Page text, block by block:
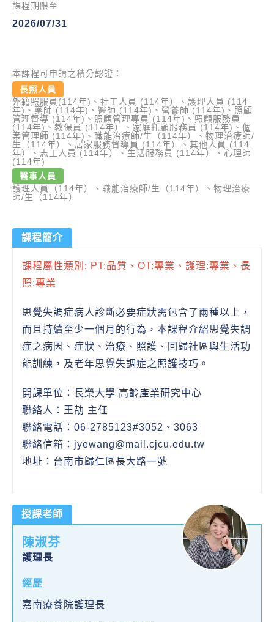
課程期限至
2026/07/31
本課程可申請之積分認證：
長照人員
外籍照服員(114年)、社工人員 (114年）、護理人員 (114
年)、藥師 (114年)、醫師 (114年)、營養師 (114年)、照顧
管理督導 (114年)、照顧管理專員 (114年)、照顧服務員
(114年)、教保員 (114年）、家庭托顧服務員 (114年)、個
案管理師 (114年)、職能治療師/生（114年）、物理治療師/
生（114年）、居家服務督導員 (114年）、其他人員 (114
年）、志工人員 (114年）、生活服務員 (114年）、心理師
(114年)
醫事人員
護理人員（114年）、職能治療師/生（114年）、物理治療
師/生（114年）
課程簡介
課程屬性類別: PT:品質、OT:專業、護理:專業、長
照:專業
思覺失調症病人診斷必要症狀需包含了兩種以上，
而且持續至少一個月的行為，本課程介紹思覺失調
症之病因、症狀、治療、照護、回歸社區與生活功
能訓練，及老年思覺失調症之照護技巧。
開課單位：長榮大學 高齡產業研究中心
聯絡人：王劼 主任
聯絡電話：06-2785123#3052、3063
聯絡信箱：jyewang@mail.cjcu.edu.tw
地址：台南市歸仁區長大路一號
授課老師
陳淑芬
護理長
經歷
嘉南療養院護理長